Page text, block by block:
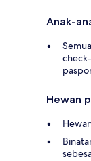
Anak-
Hewan